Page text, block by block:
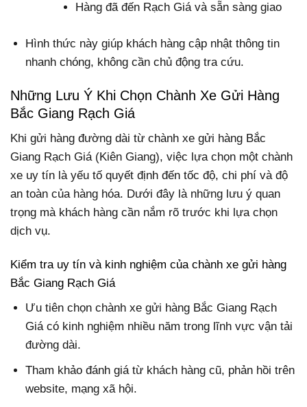
Hàng đã đến Rạch Giá và sẵn sàng giao
Hình thức này giúp khách hàng cập nhật thông tin
nhanh chóng, không cần chủ động tra cứu.
Những Lưu Ý Khi Chọn Chành Xe Gửi Hàng
Bắc Giang Rạch Giá
Khi gửi hàng đường dài từ chành xe gửi hàng Bắc
Giang Rạch Giá (Kiên Giang), việc lựa chọn một chành
xe uy tín là yếu tố quyết định đến tốc độ, chi phí và độ
an toàn của hàng hóa. Dưới đây là những lưu ý quan
trọng mà khách hàng cần nắm rõ trước khi lựa chọn
dịch vụ.
Kiểm tra uy tín và kinh nghiệm của chành xe gửi hàng
Bắc Giang Rạch Giá
Ưu tiên chọn chành xe gửi hàng Bắc Giang Rạch
Giá có kinh nghiệm nhiều năm trong lĩnh vực vận tải
đường dài.
Tham khảo đánh giá từ khách hàng cũ, phản hồi trên
website, mạng xã hội.